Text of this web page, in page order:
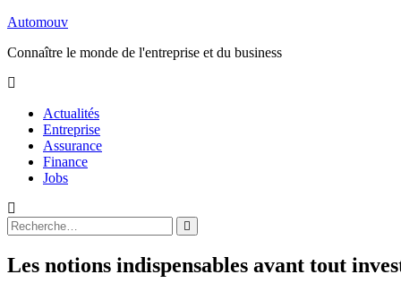
Aller
contenu
Automouv
Connaître le monde de l'entreprise et du business
Actualités
Entreprise
Assurance
Finance
Jobs
Rechercher
:
Rechercher
Les notions indispensables avant tout